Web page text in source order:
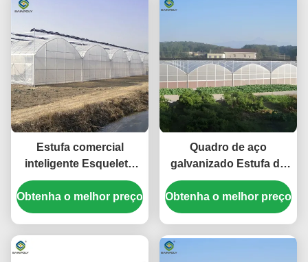
Estufa comercial
inteligente Esqueleto
contínuo Estufa vegetal
Obtenha o melhor preço
Quadro de aço
galvanizado Estufa de
película de plástico
econômica para
crescimento óptimo
Obtenha o melhor preço